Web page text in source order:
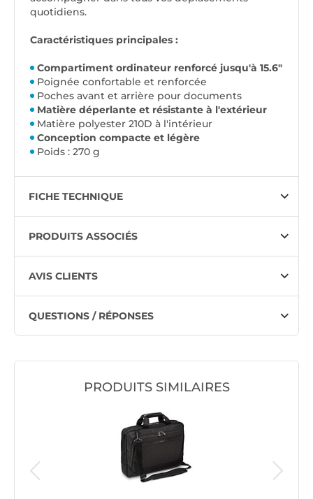
quotidiens.
Caractéristiques principales :
Compartiment ordinateur renforcé jusqu'à 15.6"
Poignée confortable et renforcée
Poches avant et arrière pour documents
Matière déperlante et résistante à l'extérieur
Matière polyester 210D à l'intérieur
Conception compacte et légère
Poids : 270 g
FICHE TECHNIQUE
PRODUITS ASSOCIÉS
AVIS CLIENTS
QUESTIONS / RÉPONSES
PRODUITS SIMILAIRES